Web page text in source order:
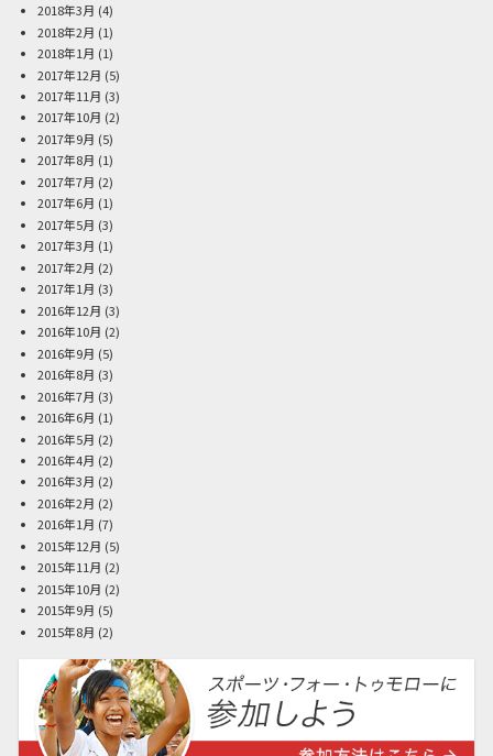
2018年3月 (4)
2018年2月 (1)
2018年1月 (1)
2017年12月 (5)
2017年11月 (3)
2017年10月 (2)
2017年9月 (5)
2017年8月 (1)
2017年7月 (2)
2017年6月 (1)
2017年5月 (3)
2017年3月 (1)
2017年2月 (2)
2017年1月 (3)
2016年12月 (3)
2016年10月 (2)
2016年9月 (5)
2016年8月 (3)
2016年7月 (3)
2016年6月 (1)
2016年5月 (2)
2016年4月 (2)
2016年3月 (2)
2016年2月 (2)
2016年1月 (7)
2015年12月 (5)
2015年11月 (2)
2015年10月 (2)
2015年9月 (5)
2015年8月 (2)